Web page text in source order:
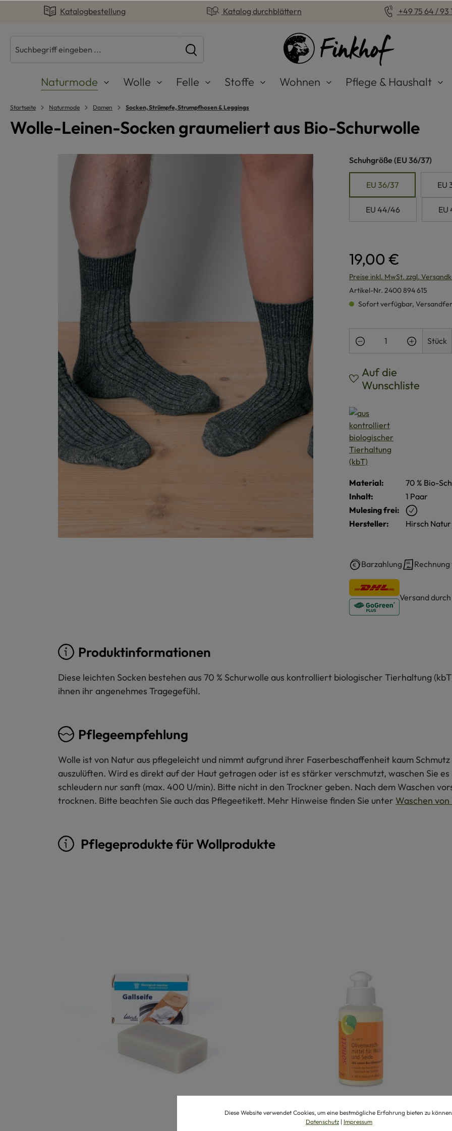
Zur Hauptnavigation springen
Katalogbestellung Katalog durchblättern +49 75 64 / 93
Naturmode Wolle Felle Stoffe Wohnen Pflege & Haushalt
Startseite Naturmode Damen Socken, Strümpfe, Strumpfhosen & Leggings
Wolle-Leinen-Socken graumeliert aus Bio-Schurwolle
Bildergalerie überspringen Schuhgröße auswählen
(EU 36/37)
EU 36/37 EU
EU 44/46 EU
19,00 €
Preise inkl. MwSt. zzgl.
Artikel-Nr. 2400 894 615
Sofort verfügbar,
Produkt Anzahl:
Stück
Auf die
Wunschliste
Material:
70 % Bio-
Inhalt:
1 Paar
Mulesing frei:
Hersteller:
Hirsch
Barzahlung Rechnung
Versand
Produktinformationen
Diese leichten Socken bestehen aus 70 % Schurwolle aus kontrolliert biologischer Tierhaltung
ihnen ihr angenehmes Tragegefühl.
Pflegeempfehlung
Wolle ist von Natur aus pflegeleicht und nimmt aufgrund ihrer Faserbeschaffenheit kaum
auszulüften. Wird es direkt auf der Haut getragen oder ist es stärker verschmutzt, waschen Sie
schleudern nur sanft (max. 400 U/min). Bitte nicht in den Trockner geben. Nach dem Waschen
trocknen. Bitte beachten Sie auch das Pflegeetikett. Mehr Hinweise finden Sie unter Waschen
Pflegeprodukte für Wollprodukte
Diese Website verwendet Cookies, um eine bestmögliche Erfahrung bieten zu
Datenschutz | Impressum